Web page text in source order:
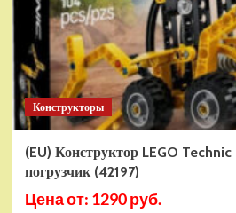
в
кор.2*192шт
ZY501598-
R4
Конструкторы
(EU) Конструктор LEGO
погрузчик (42197)
Цена от: 1290 руб.